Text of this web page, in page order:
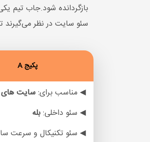
بازگردانده شود.جاب تیم
سئو سایت در نظر می‌گیرند
پکیج A
◀ مناسب برای:سایت
◀ سئو داخلی:بله
◀ سئو تکنیکال و سرعت